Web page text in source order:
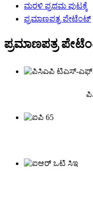
ಮರಳಿ ಪ್ರಥಮ ಪುಟಕ್ಕೆ
ಪ್ರಮಾಣಪತ್ರ ಪೇಟೆಂಟ್
ಪ್ರಮಾಣಪತ್ರ